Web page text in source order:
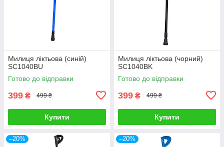
Милиця ліктьова (синій)
SC1040BU
Готово до відправки
399 ₴ 499 ₴
Купити
Милиця ліктьова (чорний)
SC1040BK
Готово до відправки
399 ₴ 499 ₴
Купити
–20% –20%